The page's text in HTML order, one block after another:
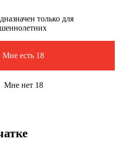
только для
Мне есть 18
Мне нет 18